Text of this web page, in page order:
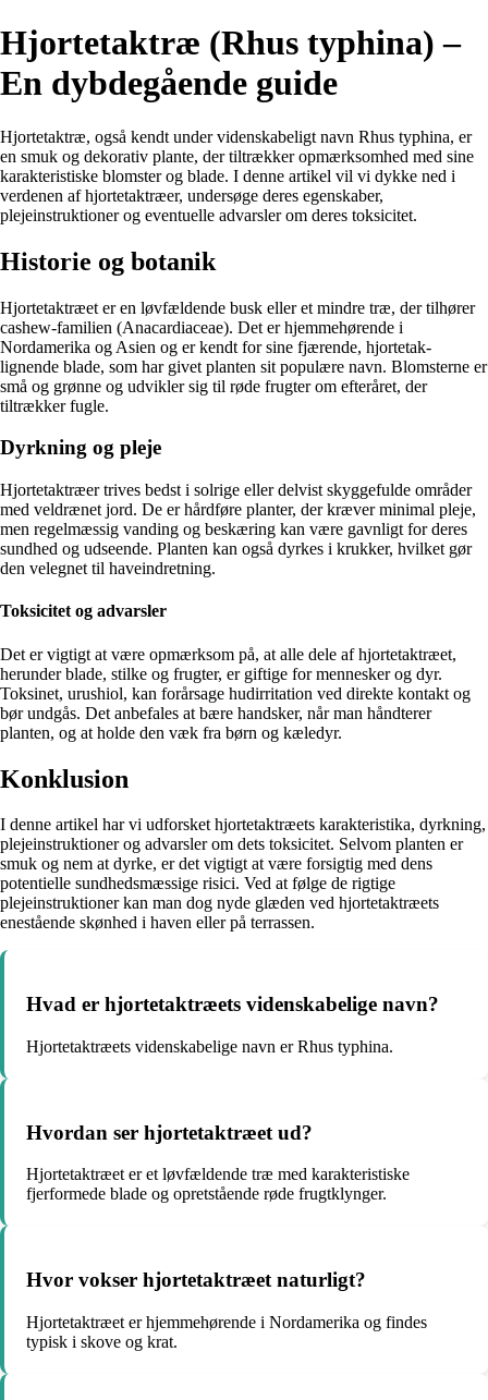
Hjortetaktræ (Rhus typhina) –
En dybdegående guide
Hjortetaktræ, også kendt under videnskabeligt navn Rhus typhina, er
en smuk og dekorativ plante, der tiltrækker opmærksomhed med sine
karakteristiske blomster og blade. I denne artikel vil vi dykke ned i
verdenen af hjortetaktræer, undersøge deres egenskaber,
plejeinstruktioner og eventuelle advarsler om deres toksicitet.
Historie og botanik
Hjortetaktræet er en løvfældende busk eller et mindre træ, der tilhører
cashew-familien (Anacardiaceae). Det er hjemmehørende i
Nordamerika og Asien og er kendt for sine fjærende, hjortetak-
lignende blade, som har givet planten sit populære navn. Blomsterne er
små og grønne og udvikler sig til røde frugter om efteråret, der
tiltrækker fugle.
Dyrkning og pleje
Hjortetaktræer trives bedst i solrige eller delvist skyggefulde områder
med veldrænet jord. De er hårdføre planter, der kræver minimal pleje,
men regelmæssig vanding og beskæring kan være gavnligt for deres
sundhed og udseende. Planten kan også dyrkes i krukker, hvilket gør
den velegnet til haveindretning.
Toksicitet og advarsler
Det er vigtigt at være opmærksom på, at alle dele af hjortetaktræet,
herunder blade, stilke og frugter, er giftige for mennesker og dyr.
Toksinet, urushiol, kan forårsage hudirritation ved direkte kontakt og
bør undgås. Det anbefales at bære handsker, når man håndterer
planten, og at holde den væk fra børn og kæledyr.
Konklusion
I denne artikel har vi udforsket hjortetaktræets karakteristika, dyrkning,
plejeinstruktioner og advarsler om dets toksicitet. Selvom planten er
smuk og nem at dyrke, er det vigtigt at være forsigtig med dens
potentielle sundhedsmæssige risici. Ved at følge de rigtige
plejeinstruktioner kan man dog nyde glæden ved hjortetaktræets
enestående skønhed i haven eller på terrassen.
Hvad er hjortetaktræets videnskabelige navn?
Hjortetaktræets videnskabelige navn er Rhus typhina.
Hvordan ser hjortetaktræet ud?
Hjortetaktræet er et løvfældende træ med karakteristiske
fjerformede blade og opretstående røde frugtklynger.
Hvor vokser hjortetaktræet naturligt?
Hjortetaktræet er hjemmehørende i Nordamerika og findes
typisk i skove og krat.